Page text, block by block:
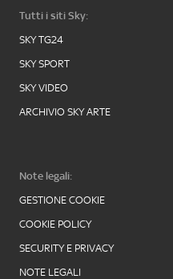
Tutti i siti Sky:
SKY TG24
SKY SPORT
SKY VIDEO
ARCHIVIO SKY ARTE
Note legali:
GESTIONE COOKIE
COOKIE POLICY
SECURITY E PRIVACY
NOTE LEGALI